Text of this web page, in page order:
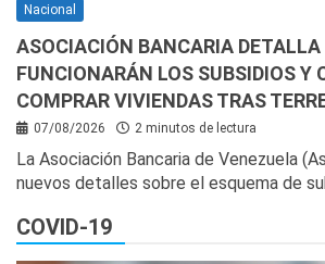
Nacional
ASOCIACIÓN BANCARIA DETALLA
FUNCIONARÁN LOS SUBSIDIOS Y
COMPRAR VIVIENDAS TRAS
07/08/2026 2 minutos de lectura
La Asociación Bancaria de Venezuela
nuevos detalles sobre el esquema de
COVID-19